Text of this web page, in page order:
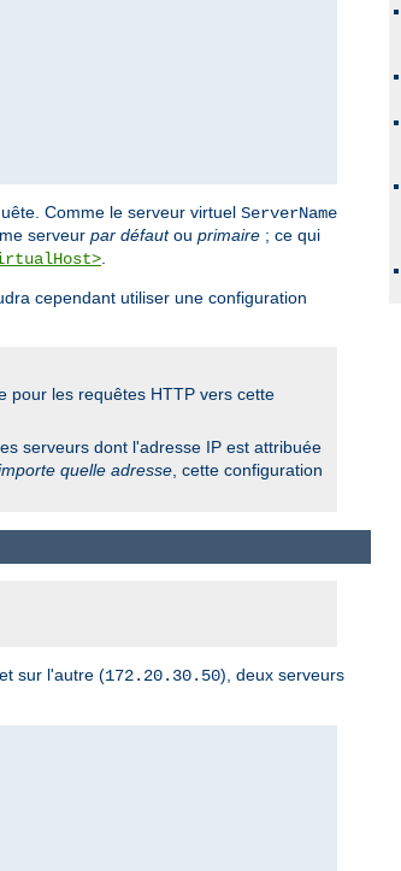
Comme le serveur virtuel ServerName
serveur par défautou primaire ; ce qui
cependant utiliser une configuration
pour les requêtes HTTP vers cette
serveurs dont l'adresse IP est attribuée
quelle adresse , cette configuration
sur l'autre (172.20.30.50), deux serveurs